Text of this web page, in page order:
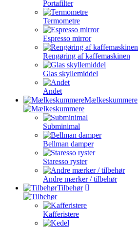
Portafilter
Termometre
Espresso mirror
Rengøring af kaffemaskinen
Glas skyllemiddel
Andet
Mælkeskummere
Subminimal
Bellman damper
Staresso ryster
Andre mærker / tilbehør
Tilbehør
Kafferistere